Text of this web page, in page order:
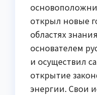
открыл новые
областях
основателем
и осуществил
открытие
энергии. Свои